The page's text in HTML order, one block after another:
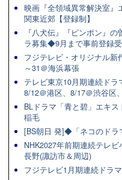
映画『全領域異常解決室
関東近郊【登録制】
『八犬伝』『ピンポン』
ラ募集◆9月まで事前登録
フジテレビ・オリジナル
～31＠海浜幕張
テレビ東京10月期連続ドラ
8/12＠港区、8/17＠渋谷区
BLドラマ「青と碧」エキ
稲毛
[BS朝日 発]◆「ネコのドラ
NHK2027年前期連続テレ
長野(諏訪市＆周辺)
フジテレビ1月期連続ドラ